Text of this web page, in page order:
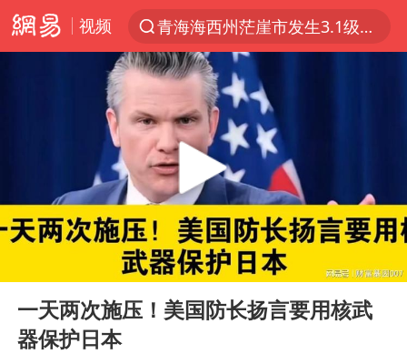
视频
青海海西州茫崖市发生3.1级地震
我国编制完成新版全月地质图
台风白海豚登陆地点更新
看守所辅警收受10万获刑1年
台风白海豚进入48小时警戒线
吉林一“温度计大楼”读数爆表
24小时不关空调 电费会更低吗
宇树科技王兴兴身家有望超200亿元
Play
一天两次施压！美国防长扬言要用核武
器保护日本